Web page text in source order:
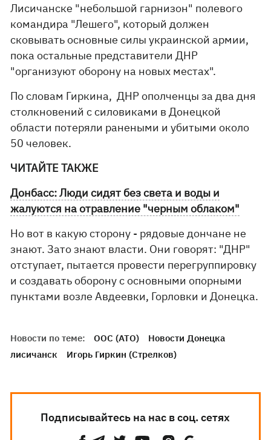
Лисичанске "небольшой гарнизон" полевого
командира "Лешего", который должен
сковывать основные силы украинской армии,
пока остальные представители ДНР
"организуют оборону на новых местах".
По словам Гиркина, ДНР ополченцы за два дня
столкновений с силовиками в Донецкой
области потеряли ранеными и убитыми около
50 человек.
ЧИТАЙТЕ ТАКЖЕ
Донбасс: Люди сидят без света и воды и
жалуются на отравление "черным облаком"
Но вот в какую сторону - рядовые дончане не
знают. Зато знают власти. Они говорят: "ДНР"
отступает, пытается провести перегруппировку
и создавать оборону с основными опорными
пунктами возле Авдеевки, Горловки и Донецка.
Новости по теме: ООС (АТО)
Новости Донецка
лисичанск
Игорь Гиркин (Стрелков)
Подписывайтесь на нас в соц. сетях